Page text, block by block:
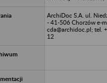
ArchiDoc S.A. ul.
- 41-506 Chorzów e-
cda@archidoc.pl; tel.
12